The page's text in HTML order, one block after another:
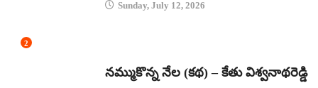
Sunday, July 12, 2026
2
నమ్ముకొన్న నేల (కథ) – కేతు విశ్వనాథరెడ్డి